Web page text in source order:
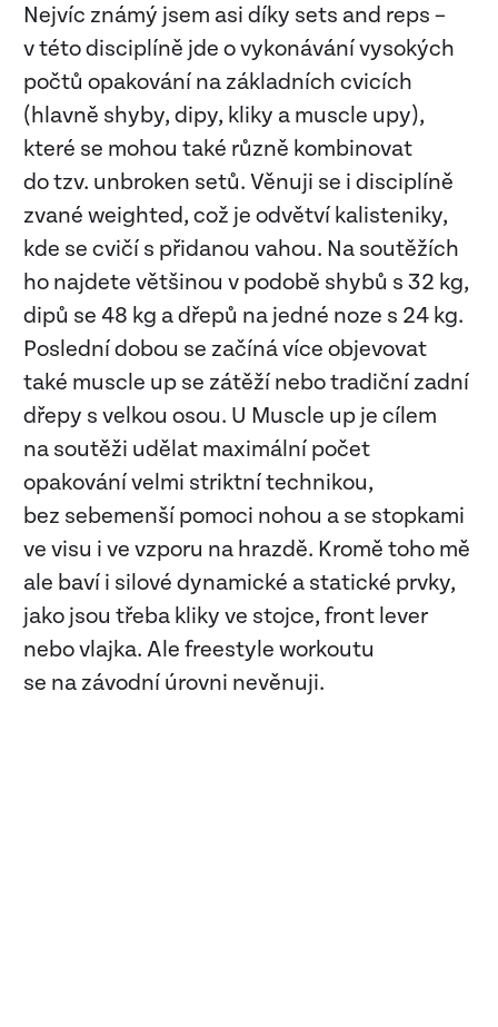
Nejvíc známý jsem asi díky sets and reps –
v této disciplíně jde o vykonávání vysokých
počtů opakování na základních cvicích
(hlavně shyby, dipy, kliky a muscle upy),
které se mohou také různě kombinovat
do tzv. unbroken setů. Věnuji se i disciplíně
zvané weighted, což je odvětví kalisteniky,
kde se cvičí s přidanou vahou. Na soutěžích
ho najdete většinou v podobě shybů s 32 kg,
dipů se 48 kg a dřepů na jedné noze s 24 kg.
Poslední dobou se začíná více objevovat
také muscle up se zátěží nebo tradiční zadní
dřepy s velkou osou. U Muscle up je cílem
na soutěži udělat maximální počet
opakování velmi striktní technikou,
bez sebemenší pomoci nohou a se stopkami
ve visu i ve vzporu na hrazdě. Kromě toho mě
ale baví i silové dynamické a statické prvky,
jako jsou třeba kliky ve stojce, front lever
nebo vlajka. Ale freestyle workoutu
se na závodní úrovni nevěnuji.